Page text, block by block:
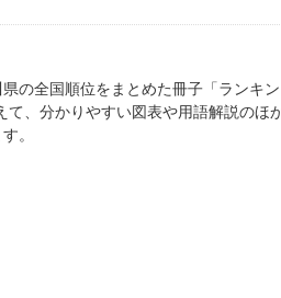
の全国順位をまとめた冊子「ランキ
、分かりやすい図表や用語解説のほ
。